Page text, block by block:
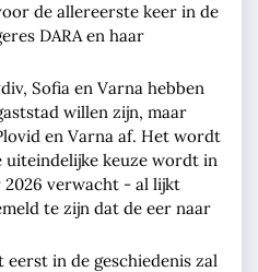
de allereerste keer in de
DARA en haar
Sofia en Varna hebben
willen zijn, maar
en Varna af. Het wordt
uiteindelijke keuze wordt in
2026 verwacht - al lijkt
te zijn dat de eer naar
in de geschiedenis zal